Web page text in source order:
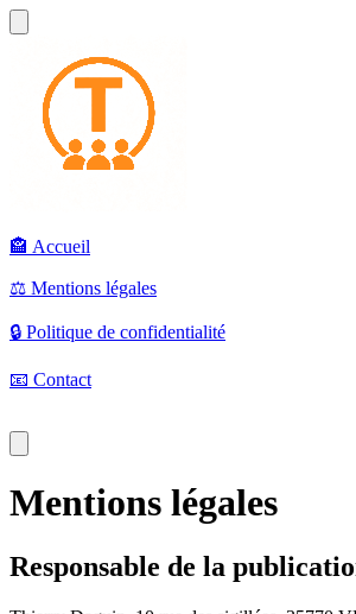
🏤 Accueil
⚖️ Mentions légales
🔒 Politique de confidentialité
📧 Contact
Mentions légales
Responsable de la